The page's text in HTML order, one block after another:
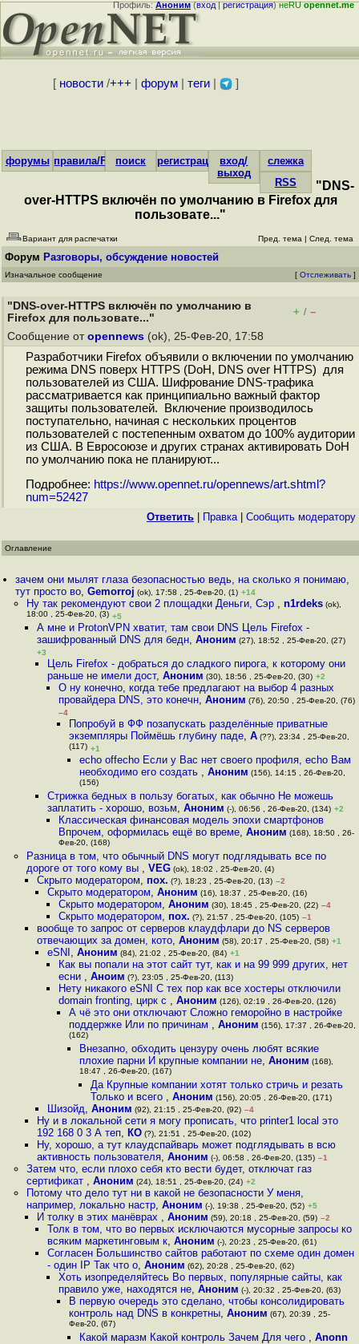
Профиль:Аноним(вход|регистрация)неRUopennet.me
[ новости/+++ форум| теги| ]
форумы правила/FAQпоиск регистрациявход/
выход
слежка
RSS
"DNS-
over-HTTPS включён по умолчанию в Firefox для
пользовате..."
Вариант для распечатки Пред. тема | След. тема
Форум Разговоры, обсуждение новостей
Изначальное сообщение [ Отслеживать ]
"DNS-over-HTTPS включён по умолчанию в
Firefox для пользовате..."
+ / –
Сообщение от opennews (ok), 25-Фев-20, 17:58
Разработчики Firefox объявили о включении по умолчанию
режима DNS поверх HTTPS (DoH, DNS over HTTPS) для
пользователей из США. Шифрование DNS-трафика
рассматривается как принципиально важный фактор
защиты пользователей. Включение производилось
поступательно, начиная с нескольких процентов
пользователей с постепенным охватом до 100% аудитории
из США. В Евросоюзе и других странах активировать DoH
по умолчанию пока не планируют...
Подробнее: https://www.opennet.ru/opennews/art.shtml?
num=52427
Ответить Правка| Cообщить модератору
Оглавление
зачем они мылят глаза безопасностью ведь, на сколько я понимаю,
тут просто во,Gemorroj (ok), 17:58 , 25-Фев-20, (1) +14
Ну так рекомендуют свои 2 площадки Деньги, Сэр , n1rdeks(ok),
18:00 , 25-Фев-20, (3) +5
А мне и ProtonVPN хватит, там свои DNS Цель Firefox -
зашифрованный DNS для бедн, Аноним (27), 18:52 , 25-Фев-20, (27)
+3
Цель Firefox - добраться до сладкого пирога, к которому они
раньше не имели дост,Аноним (30), 18:56 , 25-Фев-20, (30) +2
О ну конечно, когда тебе предлагают на выбор 4 разных
провайдера DNS, это конечн, Аноним (76), 20:50 , 25-Фев-20, (76)
–4
Попробуй в ФФ позапускать разделённые приватные
экземпляры Поймёшь глубину паде, А(??), 23:34 , 25-Фев-20,
(117) +1
echo offecho Если у Вас нет своего профиля, echo Вам
необходимо его создать ,Аноним (156), 14:15 , 26-Фев-20,
(156)
Стрижка бедных в пользу богатых, как обычно Не можешь
заплатить - хорошо, возьм,Аноним (-), 06:56 , 26-Фев-20, (134) +2
Классическая финансовая модель эпохи смартфонов
Впрочем, оформилась ещё во време, Аноним (168), 18:50 , 26-
Фев-20, (168)
Разница в том, что обычный DNS могут подглядывать все по
дороге от того кому вы , VEG(ok), 18:02 , 25-Фев-20, (4)
Скрыто модератором, пох. (?), 18:23 , 25-Фев-20, (13) –2
Скрыто модератором,Аноним (16), 18:37 , 25-Фев-20, (16)
Скрыто модератором, Аноним (30), 18:45 , 25-Фев-20, (22) –4
Скрыто модератором, пох. (?), 21:57 , 25-Фев-20, (105) –1
вообще то запрос от серверов клаудфлари до NS серверов
отвечающих за домен, кото, Аноним (58), 20:17 , 25-Фев-20, (58) +1
eSNI ,Аноним (84), 21:02 , 25-Фев-20, (84) +1
Как вы попали на этот сайт тут, как и на 99 999 других, нет
есни , Аноим (?), 23:05 , 25-Фев-20, (113)
Нету никакого eSNI С тех пор как все хостеры отключили
domain fronting, цирк с , Аноним (126), 02:19 , 26-Фев-20, (126)
А чё это они отключают Сложно геморойно в настройке
поддержке Или по причинам , Аноним (156), 17:37 , 26-Фев-20,
(162)
Внезапно, обходить цензуру очень любят всякие
плохие парни И крупные компании не,Аноним (168),
18:47 , 26-Фев-20, (167)
Да Крупные компании хотят только стричь и резать
Только и всего , Аноним (156), 20:05 , 26-Фев-20, (171)
Шизойд,Аноним (92), 21:15 , 25-Фев-20, (92) –4
Ну и в локальной сети я могу прописать, что printer1 local это
192 168 0 3 А теп, КО(?), 21:51 , 25-Фев-20, (102)
Ну, хорошо, а тут клаудспайварь может подглядывать в всю
активность пользователя, Аноним (-), 06:58 , 26-Фев-20, (135) –1
Затем что, если плохо себя кто вести будет, отключат газ
сертификат , Аноним (24), 18:51 , 25-Фев-20, (24) +2
Потому что дело тут ни в какой не безопасности У меня,
например, локально настр, Аноним (-), 19:38 , 25-Фев-20, (52) +5
И толку в этих манёврах , Аноним (59), 20:18 , 25-Фев-20, (59) –2
Толк в том, что во первых исключаются мусорные запросы ко
всяким маркетинговым к,Аноним (-), 20:23 , 25-Фев-20, (61)
Согласен Большинство сайтов работают по схеме один домен
- один IP Так что о,Аноним (62), 20:28 , 25-Фев-20, (62)
Хоть изопределяйтесь Во первых, популярные сайты, как
правило уже, находятся не, Аноним (-), 20:32 , 25-Фев-20, (63)
В первую очередь это сделано, чтобы консолидировать
контроль над DNS в конкретны, Аноним (67), 20:39 , 25-
Фев-20, (67)
Какой маразм Какой контроль Зачем Для чего ,Anonn